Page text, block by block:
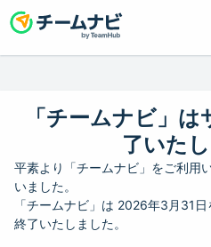
「チームナビ」
了いた
平素より「チームナビ」をご利用
いました。
「チームナビ」は 2026年3月31
終了いたしました。